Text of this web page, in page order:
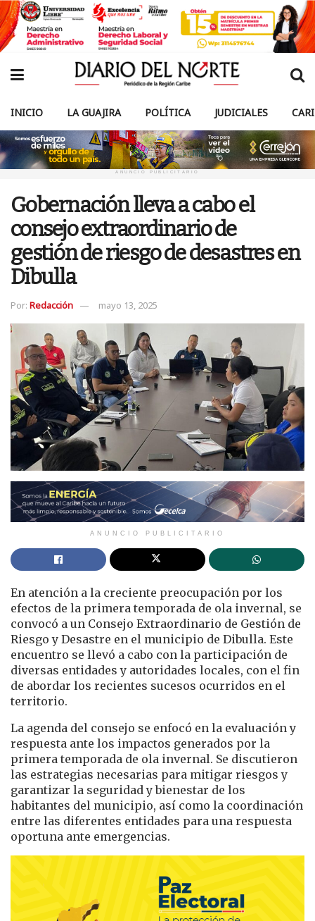
INICIO LA GUAJIRA POLÍTICA JUDICIALES
ANUNCIO PUBLICITARIO
Gobernación lleva a cabo el
consejo extraordinario de
gestión de riesgo de desastres en
Dibulla
Por: Redacción mayo 13, 2025
ANUNCIO PUBLICITARIO
En atención a la creciente preocupación por los
efectos de la primera temporada de ola invernal, se
convocó a un Consejo Extraordinario de Gestión de
Riesgo y Desastre en el municipio de Dibulla. Este
encuentro se llevó a cabo con la participación de
diversas entidades y autoridades locales, con el fin
de abordar los recientes sucesos ocurridos en el
territorio.
La agenda del consejo se enfocó en la evaluación y
respuesta ante los impactos generados por la
primera temporada de ola invernal. Se discutieron
las estrategias necesarias para mitigar riesgos y
garantizar la seguridad y bienestar de los
habitantes del municipio, así como la coordinación
entre las diferentes entidades para una respuesta
oportuna ante emergencias.